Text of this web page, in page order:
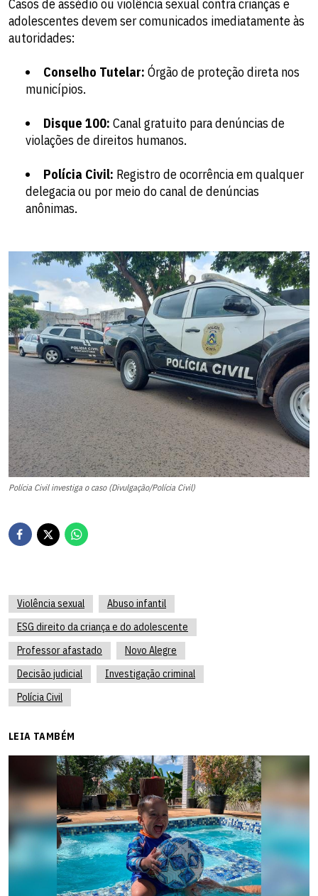
Casos de assédio ou violência sexual contra crianças e
adolescentes devem ser comunicados imediatamente às
autoridades:
Conselho Tutelar: Órgão de proteção direta nos
municípios.
Disque 100: Canal gratuito para denúncias de
violações de direitos humanos.
Polícia Civil: Registro de ocorrência em qualquer
delegacia ou por meio do canal de denúncias
anônimas.
Polícia Civil investiga o caso (Divulgação/Polícia Civil)
Violência sexual
Abuso infantil
ESG direito da criança e do adolescente
Professor afastado
Novo Alegre
Decisão judicial
Investigação criminal
Polícia Civil
LEIA TAMBÉM